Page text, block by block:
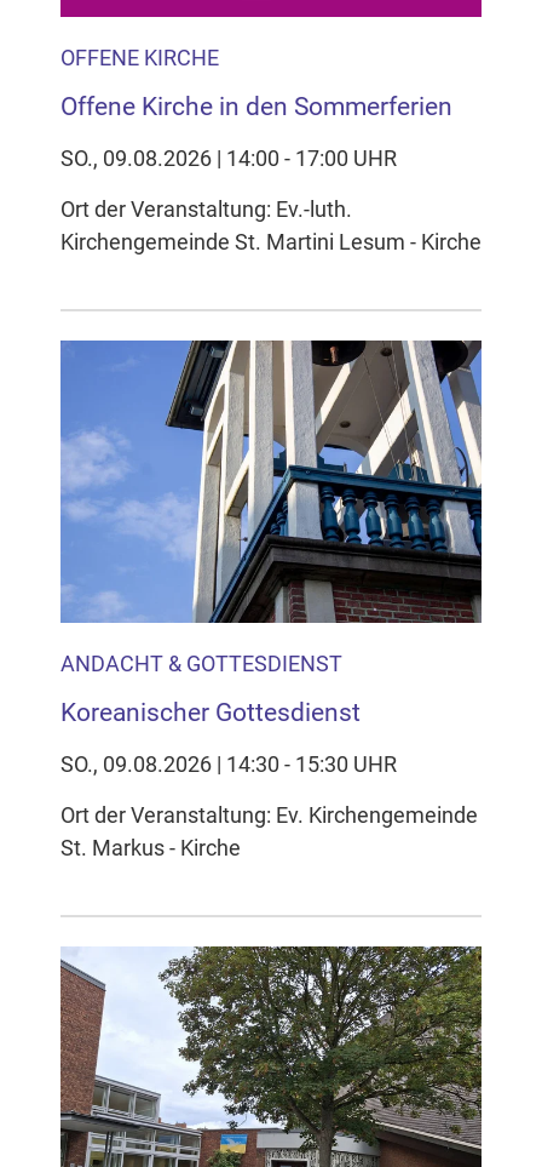
OFFENE KIRCHE
Offene Kirche in den Sommerferien
SO., 09.08.2026 | 14:00 - 17:00 UHR
Ort der Veranstaltung: Ev.-luth.
Kirchengemeinde St. Martini Lesum - Kirche
ANDACHT & GOTTESDIENST
Koreanischer Gottesdienst
SO., 09.08.2026 | 14:30 - 15:30 UHR
Ort der Veranstaltung: Ev. Kirchengemeinde
St. Markus - Kirche